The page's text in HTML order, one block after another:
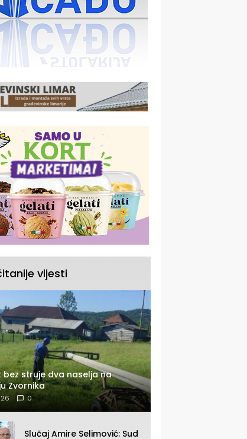
vijesti
bez struje dva naselja na
Zvornika
0
Slučaj Amire Selimović: Sud